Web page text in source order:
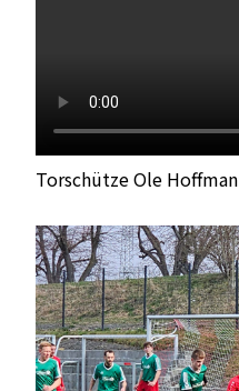
Torschütze Ole